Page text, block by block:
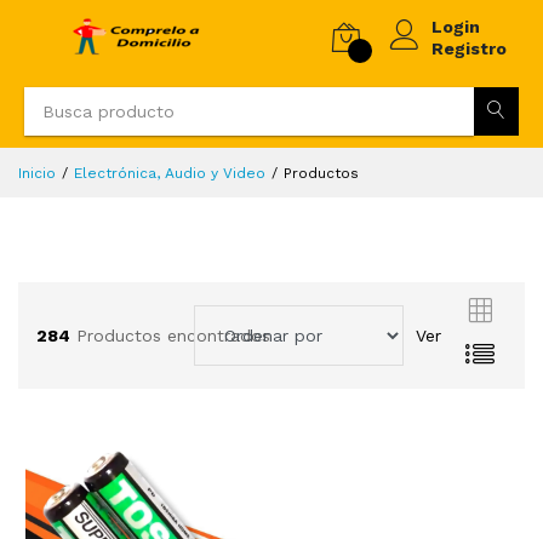
Login
Registro
Inicio Electrónica, Audio y Video Productos
284 Productos encontrados Ver